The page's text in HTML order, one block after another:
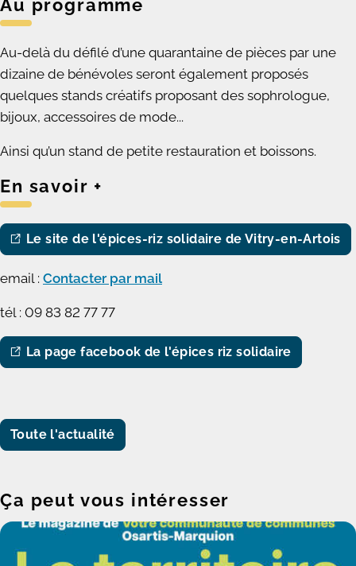
Au programme
Au-delà du défilé d’une quarantaine de pièces par une
dizaine de bénévoles seront également proposés
quelques stands créatifs proposant des sophrologue,
bijoux, accessoires de mode...
Ainsi qu’un stand de petite restauration et boissons.
En savoir +
Le site de l'épices-riz solidaire de Vitry-en-Artois
email : Contacter par mail
tél : 09 83 82 77 77
La page facebook de l'épices riz solidaire
Toute l'actualité
Ça peut vous intéresser